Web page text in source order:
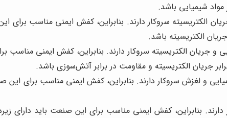
مواد شیمیایی باشد.
الکتریسیته سروکار دارند. بنابراین، کفش ایمنی مناسب برای
الکتریسیته باشد.
جریان الکتریسیته سروکار دارند. بنابراین، کفش ایمنی مناسب
جریان الکتریسیته و مقاومت در برابر آتش‌سوزی باشد.
و لغزش سروکار دارند. بنابراین، کفش ایمنی مناسب برای این
دارند. بنابراین، کفش ایمنی مناسب برای این صنعت باید دارای